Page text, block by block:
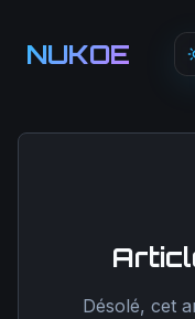
NUKOE
Désolé, cet